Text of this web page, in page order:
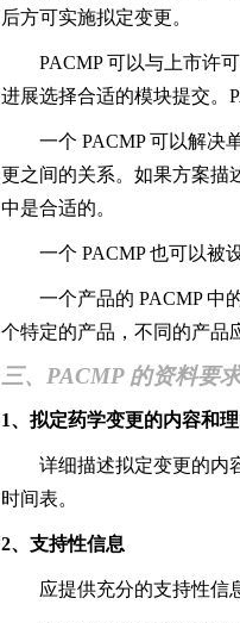
后方可实施拟定变更。
PACMP 可以与上市许可
进展选择合适的模块提交。
一个 PACMP 可以解决单
更之间的关系。如果方案描
中是合适的。
一个 PACMP 也可以被设
一个产品的 PACMP 中的
个特定的产品，不同的产品
三、PACMP 的资料要
1、拟定药学变更的内容和
详细描述拟定变更的内容
时间表。
2、支持性信息
应提供充分的支持性信息